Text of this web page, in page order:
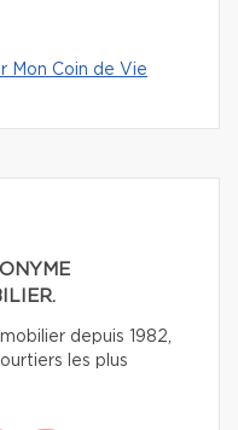
Mon Coin de Vie
depuis 1982,
les plus